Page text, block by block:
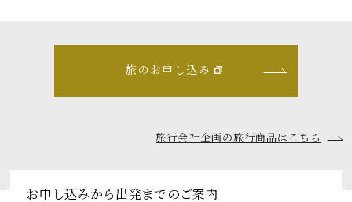
「TRAIN SUITE 四季島」に安心してご乗車いただくために
旅のお申し込み
旅行会社企画の旅行商品はこちら
お申し込みから出発までのご案内